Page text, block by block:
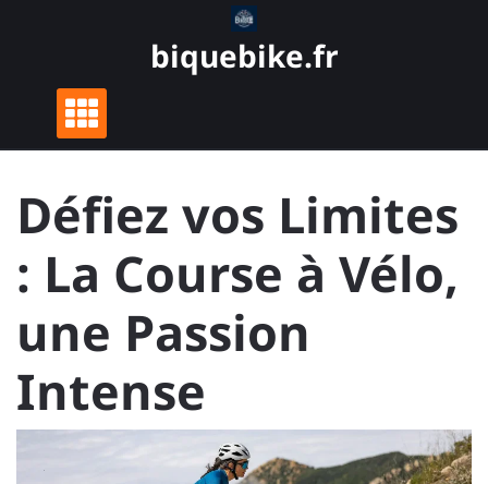
biquebike.fr
Défiez vos Limites
: La Course à Vélo,
une Passion
Intense